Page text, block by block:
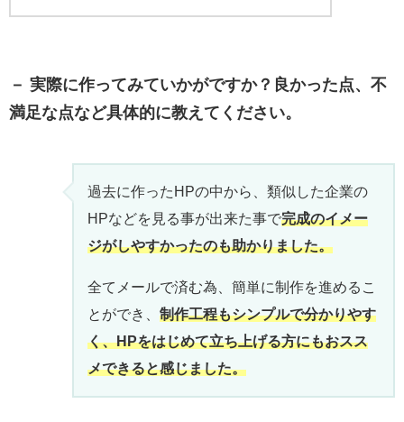
－ 実際に作ってみていかがですか？良かった点、不
満足な点など具体的に教えてください。
過去に作ったHPの中から、類似した企業の
HPなどを見る事が出来た事で完成のイメー
ジがしやすかったのも助かりました。
全てメールで済む為、簡単に制作を進めるこ
とができ、 制作工程もシンプルで分かりやす
く、HPをはじめて立ち上げる方にもおスス
メできると感じました。